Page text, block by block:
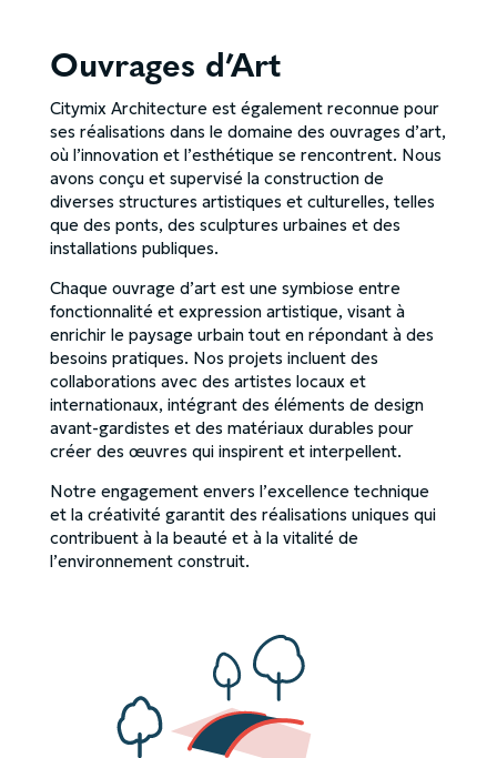
Ouvrages d’Art
Citymix Architecture est également reconnue pour
ses réalisations dans le domaine des ouvrages d’art,
où l’innovation et l’esthétique se rencontrent. Nous
avons conçu et supervisé la construction de
diverses structures artistiques et culturelles, telles
que des ponts, des sculptures urbaines et des
installations publiques.
Chaque ouvrage d’art est une symbiose entre
fonctionnalité et expression artistique, visant à
enrichir le paysage urbain tout en répondant à des
besoins pratiques. Nos projets incluent des
collaborations avec des artistes locaux et
internationaux, intégrant des éléments de design
avant-gardistes et des matériaux durables pour
créer des œuvres qui inspirent et interpellent.
Notre engagement envers l’excellence technique
et la créativité garantit des réalisations uniques qui
contribuent à la beauté et à la vitalité de
l’environnement construit.